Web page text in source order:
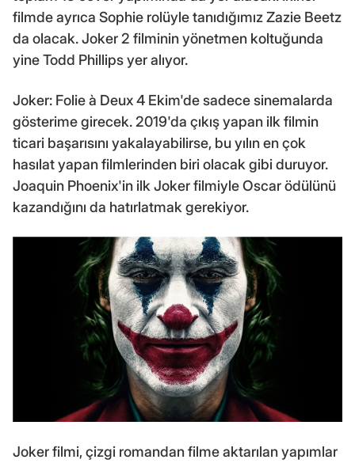
filmde ayrıca Sophie rolüyle tanıdığımız Zazie Beetz
da olacak. Joker 2 filminin yönetmen koltuğunda
yine Todd Phillips yer alıyor.
Joker: Folie à Deux 4 Ekim'de sadece sinemalarda
gösterime girecek. 2019'da çıkış yapan ilk filmin
ticari başarısını yakalayabilirse, bu yılın en çok
hasılat yapan filmlerinden biri olacak gibi duruyor.
Joaquin Phoenix'in ilk Joker filmiyle Oscar ödülünü
kazandığını da hatırlatmak gerekiyor.
Joker filmi, çizgi romandan filme aktarılan yapımlar